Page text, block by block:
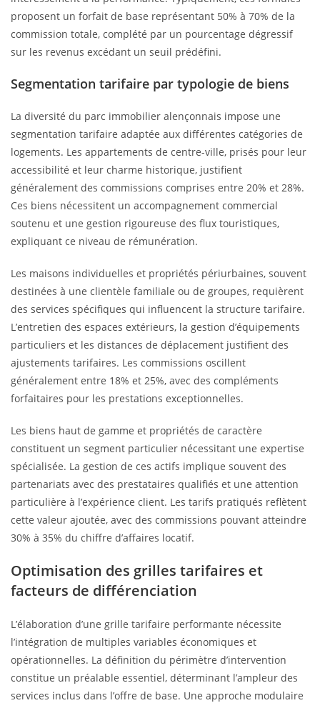
proposent un forfait de base représentant 50% à 70% de la
commission totale, complété par un pourcentage dégressif
sur les revenus excédant un seuil prédéfini.
Segmentation tarifaire par typologie de biens
La diversité du parc immobilier alençonnais impose une
segmentation tarifaire adaptée aux différentes catégories de
logements. Les appartements de centre-ville, prisés pour leur
accessibilité et leur charme historique, justifient
généralement des commissions comprises entre 20% et 28%.
Ces biens nécessitent un accompagnement commercial
soutenu et une gestion rigoureuse des flux touristiques,
expliquant ce niveau de rémunération.
Les maisons individuelles et propriétés périurbaines, souvent
destinées à une clientèle familiale ou de groupes, requièrent
des services spécifiques qui influencent la structure tarifaire.
L’entretien des espaces extérieurs, la gestion d’équipements
particuliers et les distances de déplacement justifient des
ajustements tarifaires. Les commissions oscillent
généralement entre 18% et 25%, avec des compléments
forfaitaires pour les prestations exceptionnelles.
Les biens haut de gamme et propriétés de caractère
constituent un segment particulier nécessitant une expertise
spécialisée. La gestion de ces actifs implique souvent des
partenariats avec des prestataires qualifiés et une attention
particulière à l’expérience client. Les tarifs pratiqués reflètent
cette valeur ajoutée, avec des commissions pouvant atteindre
30% à 35% du chiffre d’affaires locatif.
Optimisation des grilles tarifaires et
facteurs de différenciation
L’élaboration d’une grille tarifaire performante nécessite
l’intégration de multiples variables économiques et
opérationnelles. La définition du périmètre d’intervention
constitue un préalable essentiel, déterminant l’ampleur des
services inclus dans l’offre de base. Une approche modulaire